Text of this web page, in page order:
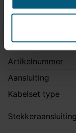
Montage
Kabelset
Artikelnummer
Aansluiting
Kabelset type
Stekkeraansluiting